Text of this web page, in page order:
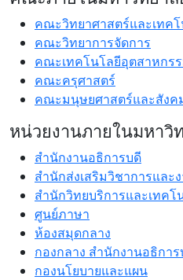
คณะวิทยาศาสตร์และเทค
คณะวิทยาการจัดการ
คณะเทคโนโลยีอุตสาหกร
คณะครุศาสตร์
คณะมนุษยศาสตร์และสังค
หน่วยงานภายในมหาวิ
สำนักงานอธิการบดี
สำนักส่งเสริมวิชาการและ
สำนักวิทยบริการและเทคโ
ศูนย์ภาษา
ห้องสมุดกลาง
กองกลาง สำนักงานอธิกา
กองนโยบายและแผน